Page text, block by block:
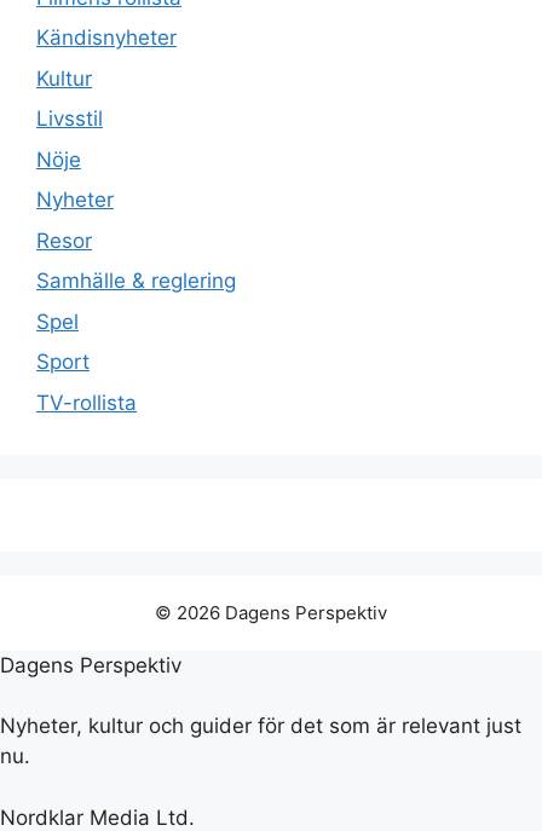
Kändisnyheter
Kultur
Livsstil
Nöje
Nyheter
Resor
Samhälle & reglering
Spel
Sport
TV-rollista
© 2026 Dagens Perspektiv
Dagens Perspektiv
Nyheter, kultur och guider för det som är relevant just
nu.
Nordklar Media Ltd.